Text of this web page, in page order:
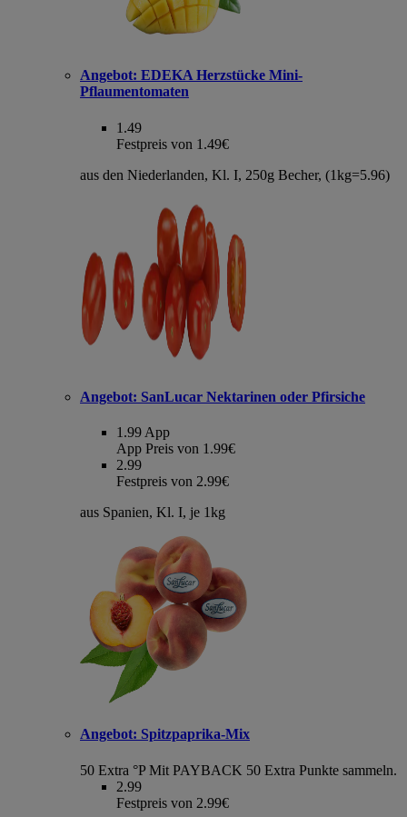
Angebot: EDEKA Herzstücke Mini-
Pflaumentomaten
1.49
Festpreis von 1.49€
aus den Niederlanden, Kl. I, 250g Becher, (1kg=5.96)
Angebot: SanLucar Nektarinen oder Pfirsiche
1.99 App
App Preis von 1.99€
2.99
Festpreis von 2.99€
aus Spanien, Kl. I, je 1kg
Angebot: Spitzpaprika-Mix
50 Extra °P Mit PAYBACK 50 Extra Punkte sammeln.
2.99
Festpreis von 2.99€